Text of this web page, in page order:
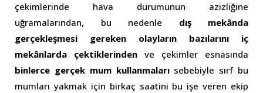
çekimlerinde hava durumunun azizliğine
uğramalarından, bu nedenle dış mekânda
gerçekleşmesi gereken olayların bazılarını iç
mekânlarda çektiklerinden ve çekimler esnasında
binlerce gerçek mum kullanmalarısebebiyle sırf bu
mumları yakmak için birkaç saatini bu işe veren ekip